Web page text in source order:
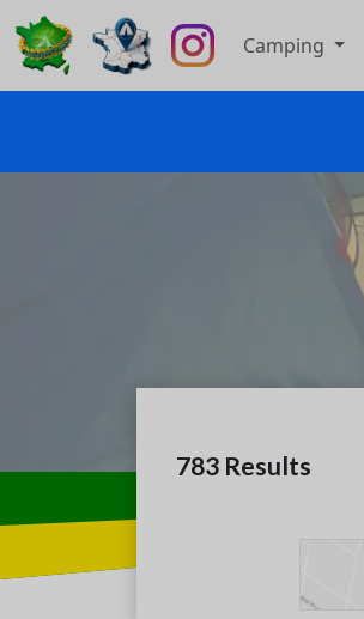
Camping
783 Results